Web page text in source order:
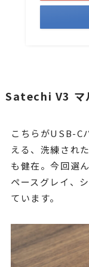
Satechi V3 マ
こちらがUSB-C
える、洗練され
も健在。今回選
ペースグレイ、
ています。